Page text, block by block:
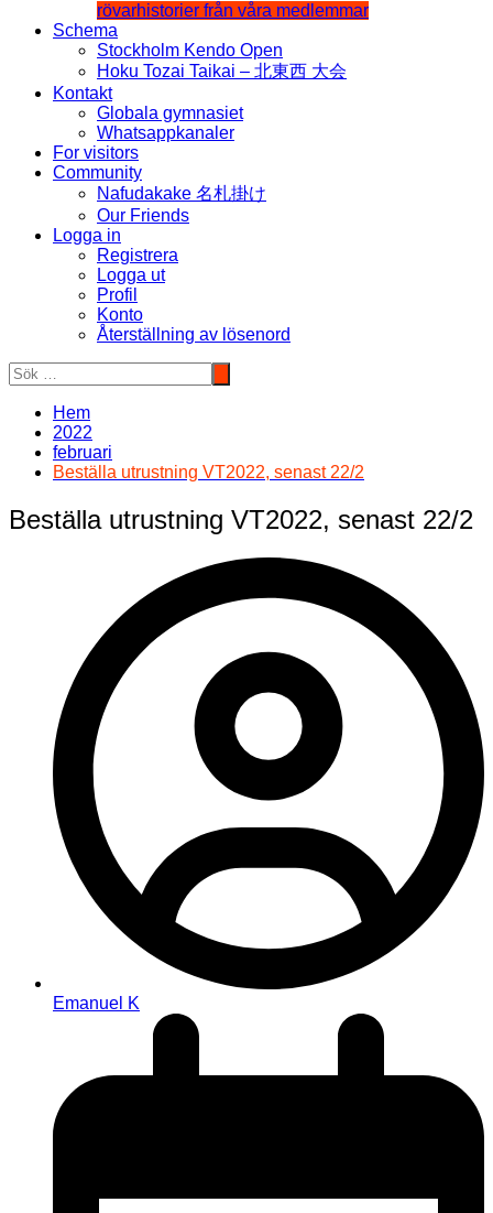
rövarhistorier från våra medlemmar
Schema
Stockholm Kendo Open
Hoku Tozai Taikai – 北東西 大会
Kontakt
Globala gymnasiet
Whatsappkanaler
For visitors
Community
Nafudakake 名札掛け
Our Friends
Logga in
Registrera
Logga ut
Profil
Konto
Återställning av lösenord
Hem
2022
februari
Beställa utrustning VT2022, senast 22/2
Beställa utrustning VT2022, senast 22/2
Emanuel K